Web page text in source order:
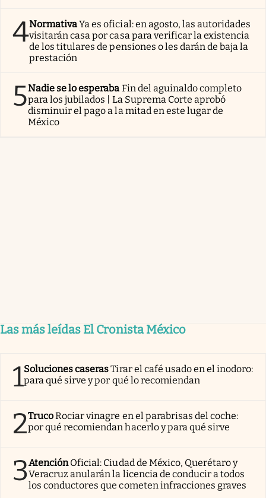
4NormativaYa es oficial: en agosto, las autoridades
visitarán casa por casa para verificar la existencia
de los titulares de pensiones o les darán de baja la
prestación
5Nadie se lo esperaba Fin del aguinaldo completo
para los jubilados | La Suprema Corte aprobó
disminuir el pago a la mitad en este lugar de
México
Las más leídas El Cronista México
1Soluciones caserasTirar el café usado en el inodoro:
para qué sirve y por qué lo recomiendan
2TrucoRociar vinagre en el parabrisas del coche:
por qué recomiendan hacerlo y para qué sirve
3AtenciónOficial: Ciudad de México, Querétaro y
Veracruz anularán la licencia de conducir a todos
los conductores que cometen infracciones graves